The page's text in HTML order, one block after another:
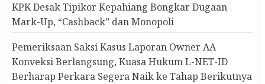
KPK Desak Tipikor Kepahiang Bongkar Dugaan
Mark-Up, “Cashback” dan Monopoli
Pemeriksaan Saksi Kasus Laporan Owner AA
Konveksi Berlangsung, Kuasa Hukum L-NET-ID
Berharap Perkara Segera Naik ke Tahap Berikutnya